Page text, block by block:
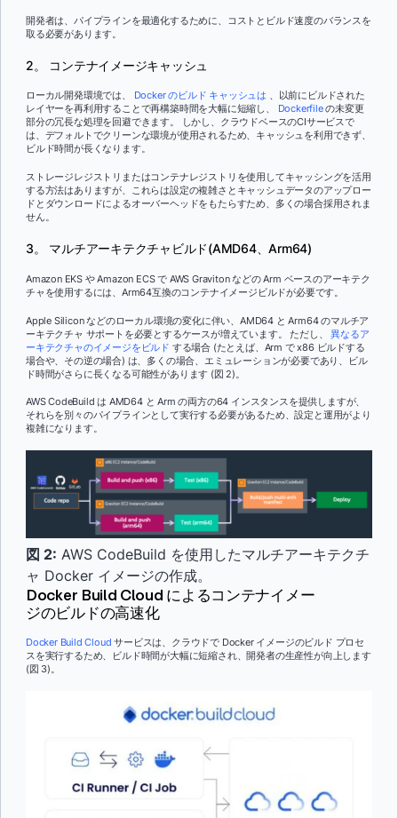
開発者は、パイプラインを最適化するために、コストとビルド速度のバランスを
取る必要があります。
2。 コンテナイメージキャッシュ
ローカル開発環境では、 Docker のビルド キャッシュは 、以前にビルドされた
レイヤーを再利用することで再構築時間を大幅に短縮し、 Dockerfileの未変更
部分の冗長な処理を回避できます。 しかし、クラウドベースのCIサービスで
は、デフォルトでクリーンな環境が使用されるため、キャッシュを利用できず、
ビルド時間が長くなります。
ストレージレジストリまたはコンテナレジストリを使用してキャッシングを活用
する方法はありますが、これらは設定の複雑さとキャッシュデータのアップロー
ドとダウンロードによるオーバーヘッドをもたらすため、多くの場合採用されま
せん。
3。 マルチアーキテクチャビルド(AMD64、Arm64)
Amazon EKS や Amazon ECS で AWS Graviton などの Arm ベースのアーキテク
チャを使用するには、Arm64互換のコンテナイメージビルドが必要です。
Apple Silicon などのローカル環境の変化に伴い、AMD64 と Arm64 のマルチア
ーキテクチャ サポートを必要とするケースが増えています。 ただし、異なるア
ーキテクチャのイメージをビルド する場合 (たとえば、Arm で x86 ビルドする
場合や、その逆の場合) は、多くの場合、エミュレーションが必要であり、ビル
ド時間がさらに長くなる可能性があります (図 2)。
AWS CodeBuild は AMD64 と Arm の両方の64 インスタンスを提供しますが、
それらを別々のパイプラインとして実行する必要があるため、設定と運用がより
複雑になります。
図 2: AWS CodeBuild を使用したマルチアーキテクチ
ャ Docker イメージの作成。
Docker Build Cloud によるコンテナイメー
ジのビルドの高速化
Docker Build Cloud サービスは、クラウドで Docker イメージのビルド プロセ
スを実行するため、ビルド時間が大幅に短縮され、開発者の生産性が向上します
(図 3)。